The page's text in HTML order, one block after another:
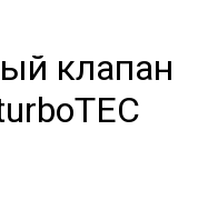
клапан